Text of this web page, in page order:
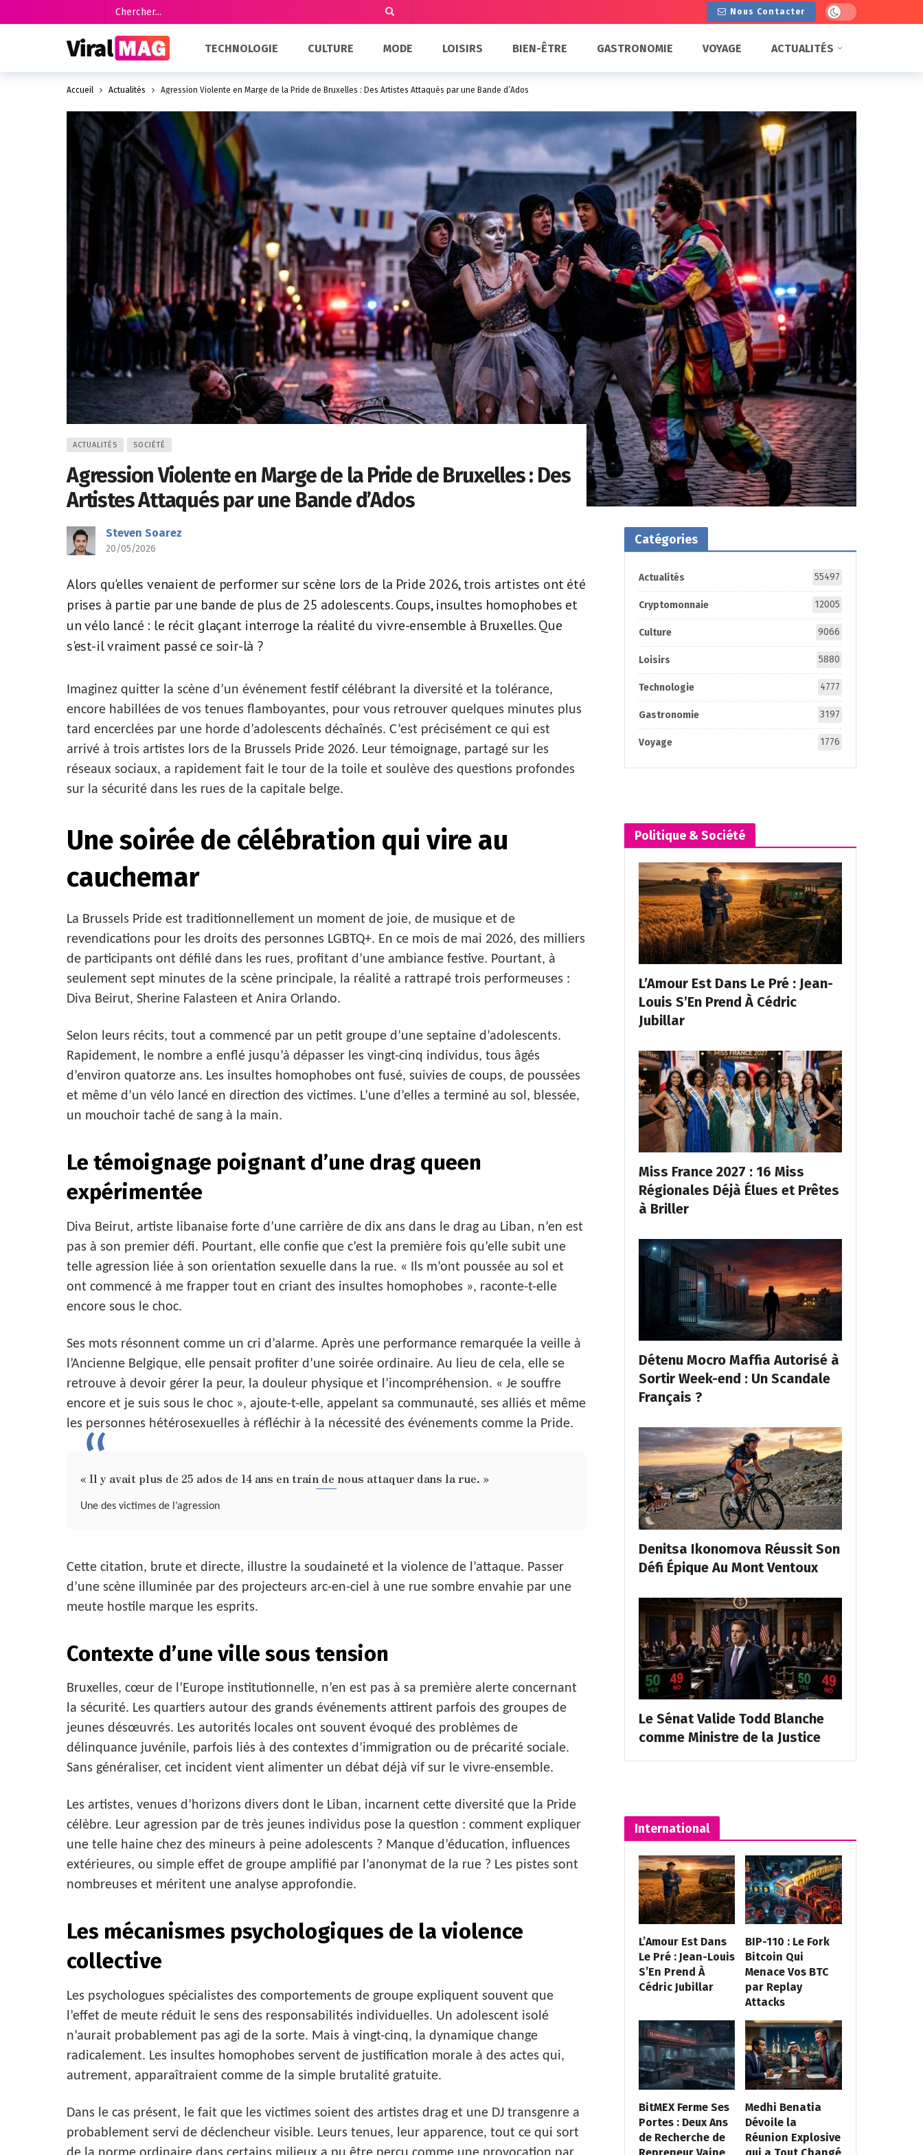
Nous Contacter Dark mode
TECHNOLOGIE CULTURE MODE LOISIRS BIEN-ÊTRE GASTRONOMIE VOYAGE ACTUALITÉS
Accueil Actualités Agression Violente en Marge de la Pride de Bruxelles : Des Artistes Attaqués par une Bande d’Ados
ACTUALITÉS SOCIÉTÉ
Agression Violente en Marge de la Pride de Bruxelles : Des
Artistes Attaqués par une Bande d’Ados
Steven Soarez
20/05/2026
Alors qu'elles venaient de performer sur scène lors de la Pride 2026, trois artistes ont été
prises à partie par une bande de plus de 25 adolescents. Coups, insultes homophobes et
un vélo lancé : le récit glaçant interroge la réalité du vivre-ensemble à Bruxelles. Que
s'est-il vraiment passé ce soir-là ?
Imaginez quitter la scène d’un événement festif célébrant la diversité et la tolérance,
encore habillées de vos tenues flamboyantes, pour vous retrouver quelques minutes plus
tard encerclées par une horde d’adolescents déchaînés. C’est précisément ce qui est
arrivé à trois artistes lors de la Brussels Pride 2026. Leur témoignage, partagé sur les
réseaux sociaux, a rapidement fait le tour de la toile et soulève des questions profondes
sur la sécurité dans les rues de la capitale belge.
Une soirée de célébration qui vire au
cauchemar
La Brussels Pride est traditionnellement un moment de joie, de musique et de
revendications pour les droits des personnes LGBTQ+. En ce mois de mai 2026, des milliers
de participants ont défilé dans les rues, profitant d’une ambiance festive. Pourtant, à
seulement sept minutes de la scène principale, la réalité a rattrapé trois performeuses :
Diva Beirut, Sherine Falasteen et Anira Orlando.
Selon leurs récits, tout a commencé par un petit groupe d’une septaine d’adolescents.
Rapidement, le nombre a enflé jusqu’à dépasser les vingt-cinq individus, tous âgés
d’environ quatorze ans. Les insultes homophobes ont fusé, suivies de coups, de poussées
et même d’un vélo lancé en direction des victimes. L’une d’elles a terminé au sol, blessée,
un mouchoir taché de sang à la main.
Le témoignage poignant d’une drag queen
expérimentée
Diva Beirut, artiste libanaise forte d’une carrière de dix ans dans le drag au Liban, n’en est
pas à son premier défi. Pourtant, elle confie que c’est la première fois qu’elle subit une
telle agression liée à son orientation sexuelle dans la rue. « Ils m’ont poussée au sol et
ont commencé à me frapper tout en criant des insultes homophobes », raconte-t-elle
encore sous le choc.
Ses mots résonnent comme un cri d’alarme. Après une performance remarquée la veille à
l’Ancienne Belgique, elle pensait profiter d’une soirée ordinaire. Au lieu de cela, elle se
retrouve à devoir gérer la peur, la douleur physique et l’incompréhension. « Je souffre
encore et je suis sous le choc », ajoute-t-elle, appelant sa communauté, ses alliés et même
les personnes hétérosexuelles à réfléchir à la nécessité des événements comme la Pride.
« Il y avait plus de 25 ados de 14 ans en train de nous attaquer dans la rue. »
Une des victimes de l’agression
Cette citation, brute et directe, illustre la soudaineté et la violence de l’attaque. Passer
d’une scène illuminée par des projecteurs arc-en-ciel à une rue sombre envahie par une
meute hostile marque les esprits.
Contexte d’une ville sous tension
Bruxelles, cœur de l’Europe institutionnelle, n’en est pas à sa première alerte concernant
la sécurité. Les quartiers autour des grands événements attirent parfois des groupes de
jeunes désœuvrés. Les autorités locales ont souvent évoqué des problèmes de
délinquance juvénile, parfois liés à des contextes d’immigration ou de précarité sociale.
Sans généraliser, cet incident vient alimenter un débat déjà vif sur le vivre-ensemble.
Les artistes, venues d’horizons divers dont le Liban, incarnent cette diversité que la Pride
célèbre. Leur agression par de très jeunes individus pose la question : comment expliquer
une telle haine chez des mineurs à peine adolescents ? Manque d’éducation, influences
extérieures, ou simple effet de groupe amplifié par l’anonymat de la rue ? Les pistes sont
nombreuses et méritent une analyse approfondie.
Les mécanismes psychologiques de la violence
collective
Les psychologues spécialistes des comportements de groupe expliquent souvent que
l’effet de meute réduit le sens des responsabilités individuelles. Un adolescent isolé
n’aurait probablement pas agi de la sorte. Mais à vingt-cinq, la dynamique change
radicalement. Les insultes homophobes servent de justification morale à des actes qui,
autrement, apparaîtraient comme de la simple brutalité gratuite.
Dans le cas présent, le fait que les victimes soient des artistes drag et une DJ transgenre a
probablement servi de déclencheur visible. Leurs tenues, leur apparence, tout ce qui sort
Catégories
Actualités 55497
Cryptomonnaie 12005
Culture 9066
Loisirs 5880
Technologie 4777
Gastronomie 3197
Voyage 1776
Politique & Société
L’Amour Est Dans Le Pré : Jean-
Louis S’En Prend À Cédric
Jubillar
Miss France 2027 : 16 Miss
Régionales Déjà Élues et Prêtes
à Briller
Détenu Mocro Maffia Autorisé à
Sortir Week-end : Un Scandale
Français ?
Denitsa Ikonomova Réussit Son
Défi Épique Au Mont Ventoux
Le Sénat Valide Todd Blanche
comme Ministre de la Justice
International
L’Amour Est Dans
Le Pré : Jean-Louis
S’En Prend À
Cédric Jubillar
BIP-110 : Le Fork
Bitcoin Qui
Menace Vos BTC
par Replay
Attacks
BitMEX Ferme Ses
Portes : Deux Ans
de Recherche de
Medhi Benatia
Dévoile la
Réunion Explosive